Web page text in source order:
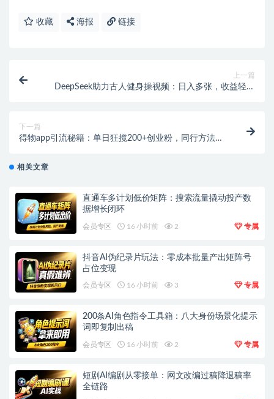
收藏 海报 链接
上一篇
DeepSeek助力古人健身操视频：日入多张，收益轻松
下一篇
得物app引流秘籍：单日狂揽200+创业粉，同行方法轻
相关文章
直通车多计划低价矩阵：搜索流量撬动投产数
据增长闭环
会员专区 16 小时前 2 专属
抖音AI伪纪录片玩法：零成本批量产出矩阵号
占位变现
会员专区 16 小时前 3 专属
200条AI角色指令工具箱：八大身份场景化提示
词即复制出稿
会员专区 16 小时前 2 专属
短剧AI编剧从零接单：网文改编过稿降退稿率
全链路